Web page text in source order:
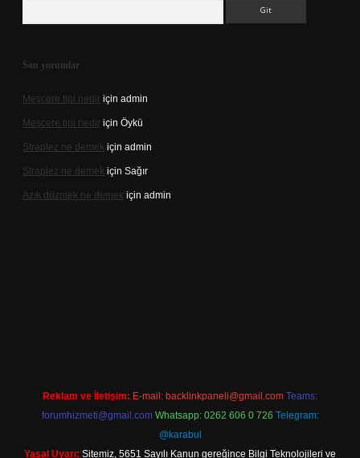
Son yorumlar
Meşcere tipi nedir için admin
Meşcere tipi nedir için Öykü
Straplez ne demek için admin
Straplez ne demek için Sağır
Azık düzmek ne demek için admin
Reklam ve İletişim: E-mail: backlinkpaneli@gmail.com Teams:
forumhizmeti@gmail.com Whatsapp: 0262 606 0 726 Telegram:
@karabul
Yasal Uyarı: Sitemiz, 5651 Sayılı Kanun gereğince Bilgi Teknolojileri ve